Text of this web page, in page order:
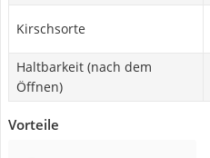
Kirschsorte
Haltbarkeit (nach dem
Öffnen)
Vorteile